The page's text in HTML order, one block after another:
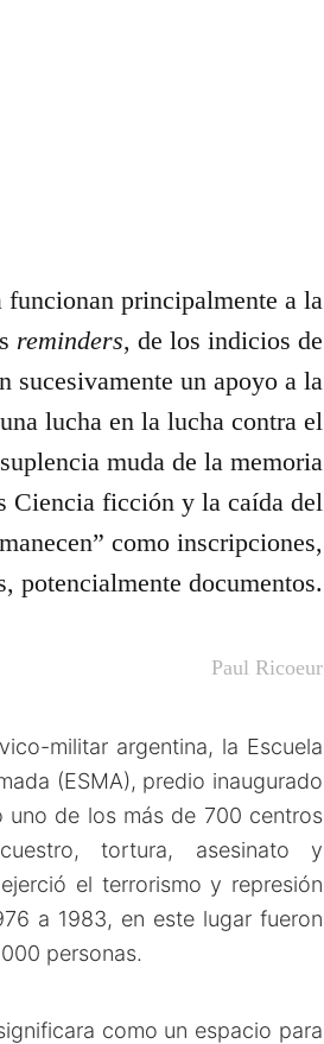
funcionan principalmente a la
reminders, de los indicios de
sucesivamente un apoyo a la
lucha en la lucha contra el
muda de la memoria
Ciencia ficción y la caída del
como inscripciones,
potencialmente documentos.
Paul Ricoeur
militar argentina, la Escuela
(ESMA), predio inaugurado
uno de los más de 700 centros
tortura, asesinato y
el terrorismo y represión
a 1983, en este lugar fueron
personas.
como un espacio para